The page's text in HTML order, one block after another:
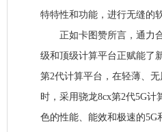
特特性和功能，进行无缝的
正如卡图赞所言，通力合
级和顶级计算平台正赋能了
第2代计算平台，在轻薄、
时，采用骁龙8cx第2代5G计
色的性能、能效和极速的5G